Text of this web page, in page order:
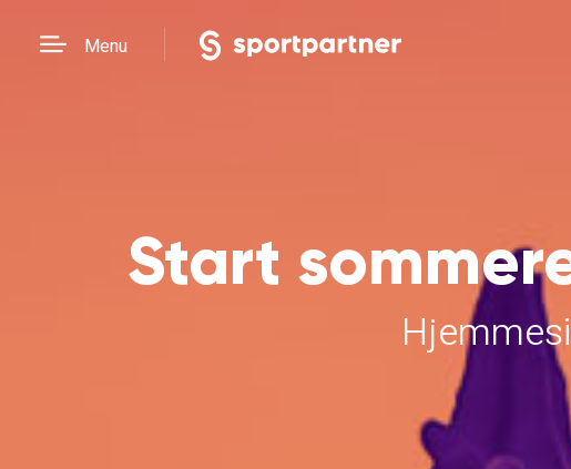
Menu
Start